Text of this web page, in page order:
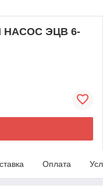
ЭЦВ 6-
Оплата